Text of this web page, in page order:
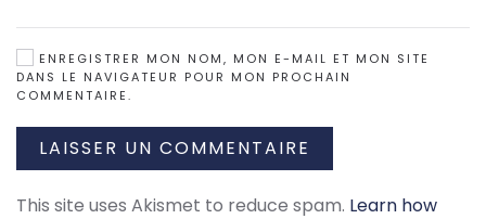
ENREGISTRER MON NOM, MON E-MAIL ET MON SITE
DANS LE NAVIGATEUR POUR MON PROCHAIN
COMMENTAIRE.
LAISSER UN COMMENTAIRE
This site uses Akismet to reduce spam. Learn how